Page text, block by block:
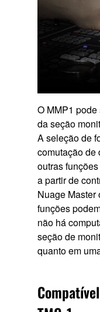
O MMP1
da seção
A seleção de
comutação de
outras
a partir de
Nuage Master
funções
não há
seção de
quanto em